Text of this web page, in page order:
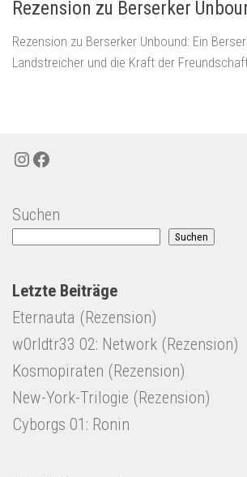
Rezension zu Berserker
Rezension zu Berserker Unbound: Ein
Landstreicher und die Kraft der
Instagram
Facebook
Suchen
Suchen
Letzte Beiträge
Eternauta (Rezension)
w0rldtr33 02: Network (Rezension)
Kosmopiraten (Rezension)
New-York-Trilogie (Rezension)
Cyborgs 01: Ronin